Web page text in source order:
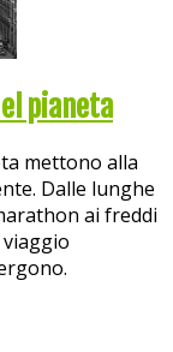
pianeta
mettono alla
Dalle lunghe
ai freddi